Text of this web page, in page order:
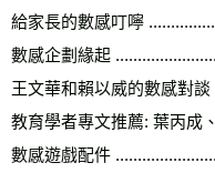
給家長的數感叮嚀
數感企劃緣起
王文華和賴以威的數感對談
教育學者專文推薦: 葉丙成
數感遊戲配件